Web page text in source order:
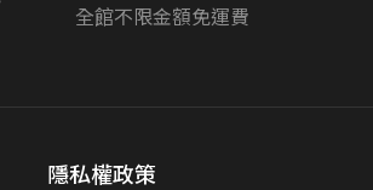
全館不限金額免運費
隱私權政策